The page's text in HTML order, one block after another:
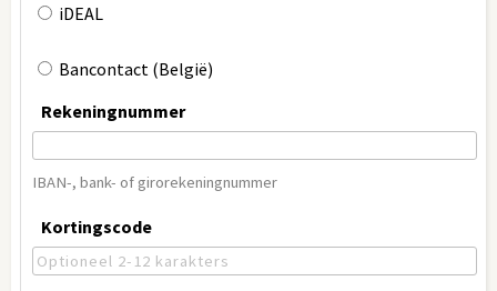
iDEAL
Bancontact (België)
Rekeningnummer
IBAN-, bank- of girorekeningnummer
Kortingscode